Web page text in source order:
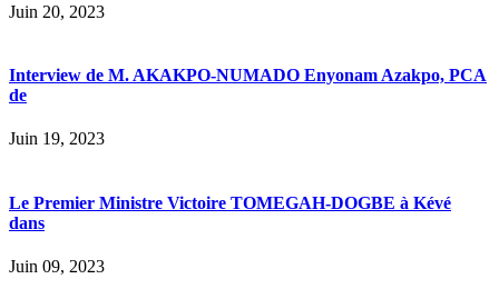
Juin 20, 2023
Interview de M. AKAKPO-NUMADO Enyonam Azakpo, PCA
de
Juin 19, 2023
Le Premier Ministre Victoire TOMEGAH-DOGBE à Kévé
dans
Juin 09, 2023